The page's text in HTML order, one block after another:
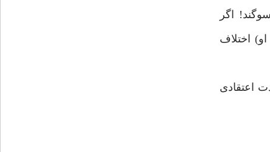
عِترَةَ نَبيّهِ لَمَا اختَلَفَ فِى اللّهِ اثنَان؛(5) به خدا سوگند! اگر
اختلاف
اعتقادى